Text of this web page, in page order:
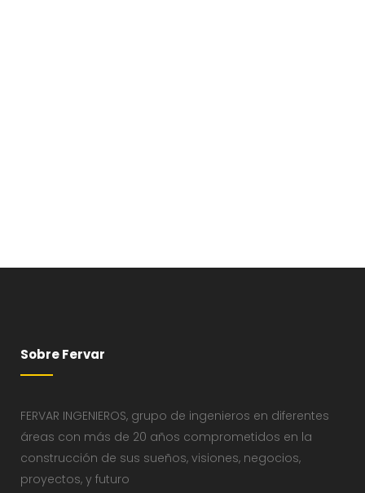
Sobre Fervar
FERVAR INGENIEROS, grupo de ingenieros en diferentes
áreas con más de 20 años comprometidos en la
construcción de sus sueños, visiones, negocios,
proyectos, y futuro